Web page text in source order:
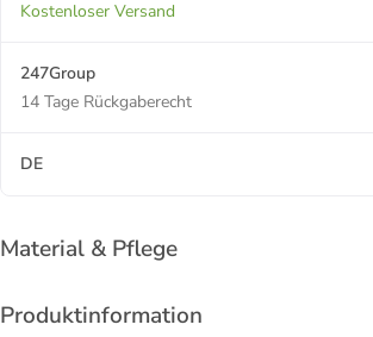
Kostenloser Versand
247Group
14 Tage Rückgaberecht
DE
Material & Pflege
Produktinformation